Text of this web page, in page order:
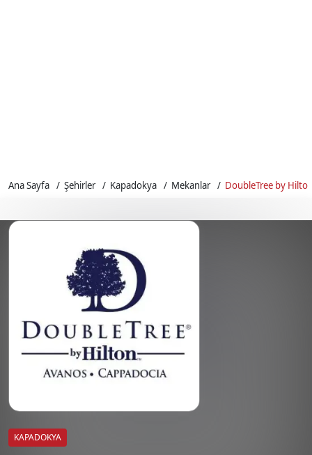
Ana Sayfa Şehirler Kapadokya Mekanlar DoubleTree by
KAPADOKYA